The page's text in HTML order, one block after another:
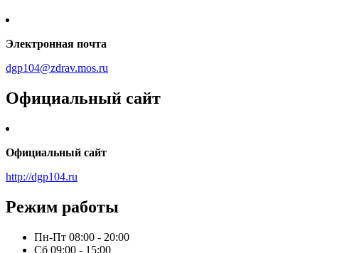
Электронная почта
dgp104@zdrav.mos.ru
Официальный сайт
Официальный сайт
http://dgp104.ru
Режим работы
Пн-Пт 08:00 - 20:00
Сб 09:00 - 15:00